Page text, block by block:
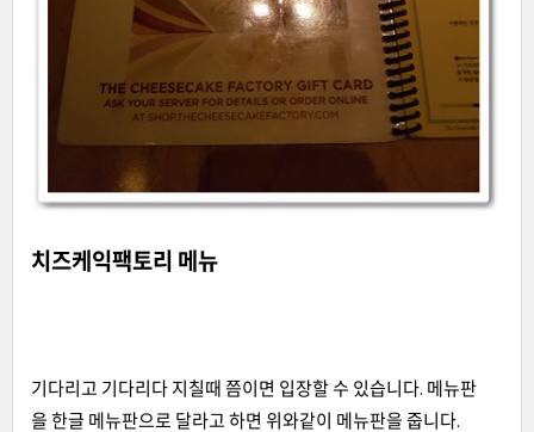
치즈케익팩토리 메뉴
기다리고 기다리다 지칠때 쯤이면 입장할 수 있습니다. 메뉴판
을 한글 메뉴판으로 달라고 하면 위와같이 메뉴판을 줍니다.